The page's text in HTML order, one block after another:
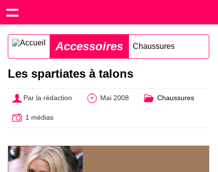
Accessoires Chaussures
Les spartiates à talons
Par la rédaction Mai 2008 Chaussures
1 médias